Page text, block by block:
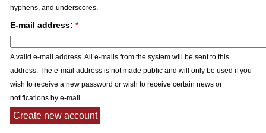
hyphens, and underscores.
E-mail address: *
A valid e-mail address. All e-mails from the system will be sent to this
address. The e-mail address is not made public and will only be used if you
wish to receive a new password or wish to receive certain news or
notifications by e-mail.